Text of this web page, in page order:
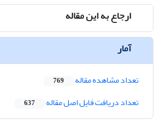
ارجاع به این مقاله
آمار
تعداد مشاهده مقاله 769
تعداد دریافت فایل اصل مقاله 637